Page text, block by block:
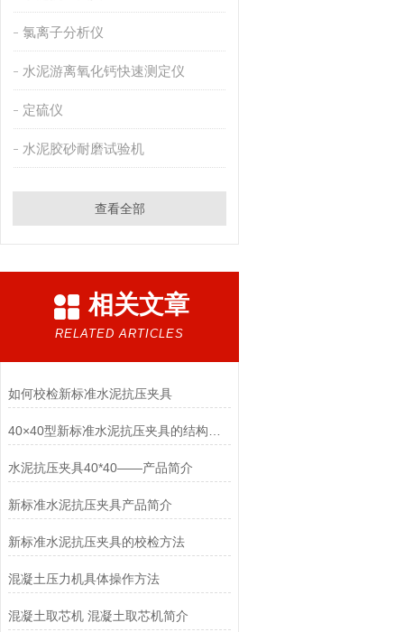
氯离子分析仪
水泥游离氧化钙快速测定仪
定硫仪
水泥胶砂耐磨试验机
查看全部
相关文章
RELATED ARTICLES
如何校检新标准水泥抗压夹具
水泥抗压夹具40*40——产品简介
新标准水泥抗压夹具产品简介
新标准水泥抗压夹具的校检方法
混凝土压力机具体操作方法
混凝土取芯机 混凝土取芯机简介